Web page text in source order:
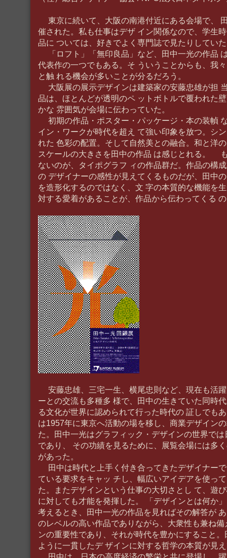
東京に続いて、大阪の南港付近にある会場で、
催された。私も仕事はデザ イン関係なので、学生
品に ついては、好きでよく専門誌で見たりしてい
「ロフト」「無印良品」など、田中一光の作品
代表作の一つでもある。そ ういうことからも、我
と触 れる機会が多いことが分るだろう。
大阪展の展示デザインは建築家の安藤忠雄が担
品は、ほとんどが透明のペ ットボトルで覆われた
かな 雰囲気が会場に伝わっていた。
初期の作品・ポスター・パッケージ・本の装幀
イン・ワークが時代を超え て強い印象を放つ。シ
れた 色彩の配置。そして自然美との融合。和と洋
スケールの大きさを田中の作品 は感じとれる。
ないのが、タイポグラフ ィの作品群だ。作品の構
の デザイナーの感性が見えてくるものだが、田中
を造形化するのではなく、文 字の本質的な機能を
対する愛着があることが、作品から伝わってくる
安藤忠雄、三宅一生、横尾忠則など、現在も活
ーとの交流も多種多 様で、田中の生きていた同時
る文化が世界に認められて行った時代の 証しでも
は1957年に東京へ活動の場を移し、商業デザイン
た。田中一光はグラフィック・デザインの世界で
であり、 その功績を見るために、展覧会場には多
があった。
田中は時代と上手く付き合ってきたデザイナー
ている要求をキャッ チし、幅広いアイデアを使っ
た。またデザインという仕事の大切さとし て、遊
に対しても才能を発揮した。 「デザインとは何か
考えるとき、田中一光の作品を見ればその解答が
のレベルの高い作品でありながら、大衆性も兼ね
ンの重要性であり、それが時代を豊かにすること
ように一貫したデ ザインに対する哲学の本質が見